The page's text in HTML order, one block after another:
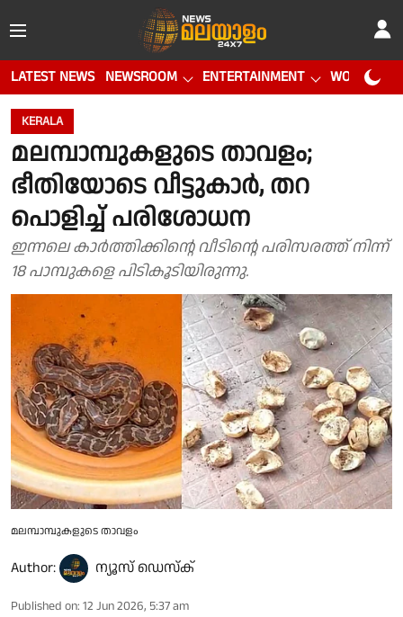
LATEST NEWS NEWSROOM ENTERTAINMENT WORLD CUP
KERALA
മലമ്പാമ്പുകളുടെ താവളം;
ഭീതിയോടെ വീട്ടുകാർ, തറ
പൊളിച്ച് പരിശോധന
ഇന്നലെ കാർത്തിക്കിൻ്റെ വീടിൻ്റെ പരിസരത്ത് നിന്ന്
18 പാമ്പുകളെ പിടികൂടിയിരുന്നു.
മലമ്പാമ്പുകളുടെ താവളം
Author: ന്യൂസ് ഡെസ്ക്
Published on: 12 Jun 2026, 5:37 am